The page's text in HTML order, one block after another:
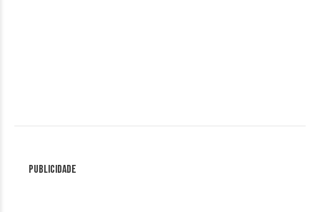
Publicidade